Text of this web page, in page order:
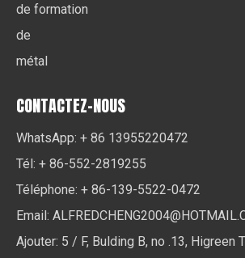
de formation
de
métal
CONTACTEZ-NOUS
WhatsApp: + 86 13955220472
Tél: + 86-552-2819255
Téléphone: + 86-139-5522-0472
Email:
Ajouter: 5 / F, Bulding B, no .13, Higreen